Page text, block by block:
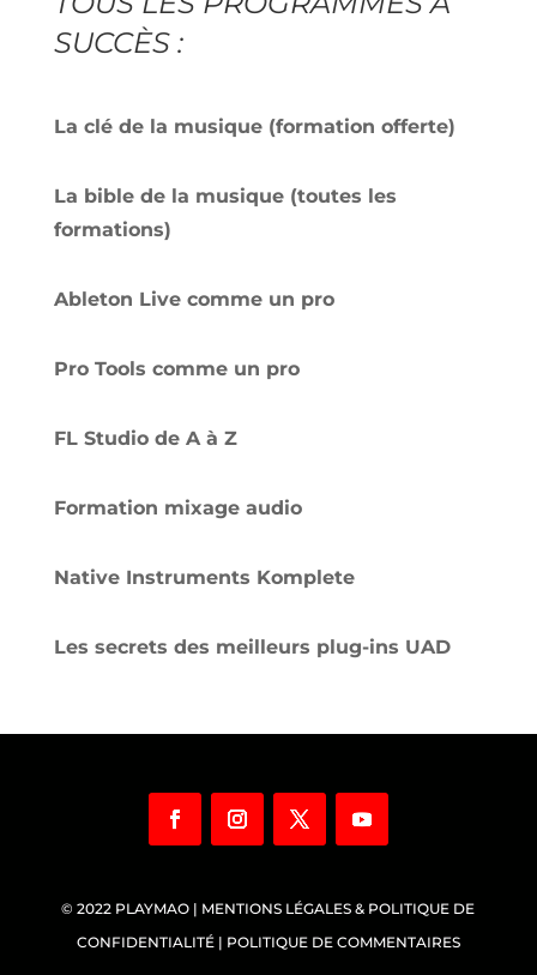
SUCCÈS :
La clé de la musique (formation offerte)
La bible de la musique (toutes les
formations)
Ableton Live comme un pro
Pro Tools comme un pro
FL Studio de A à Z
Formation mixage audio
Native Instruments Komplete
Les secrets des meilleurs plug-ins UAD
© 2022 PLAYMAO | MENTIONS LÉGALES & POLITIQUE DE
CONFIDENTIALITÉ| POLITIQUE DE COMMENTAIRES